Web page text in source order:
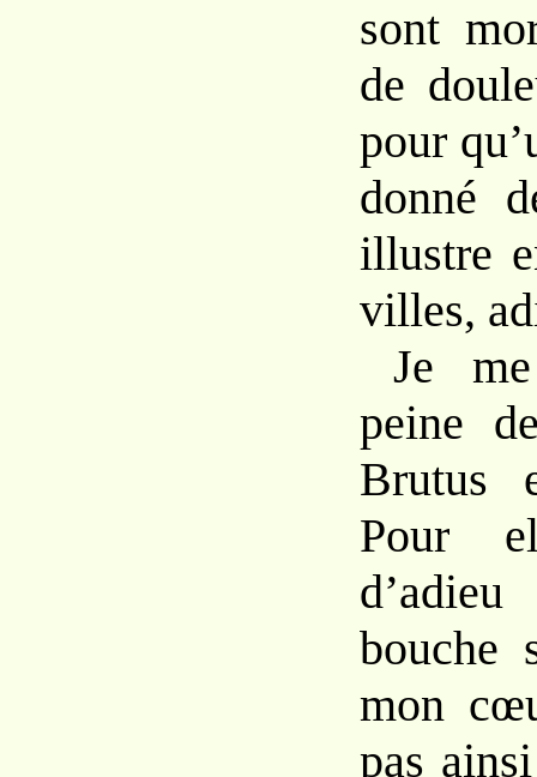
sont
de
pour
donné
illustre
villes,
Je
peine
Brutus
Pour
bouche
mon
pas